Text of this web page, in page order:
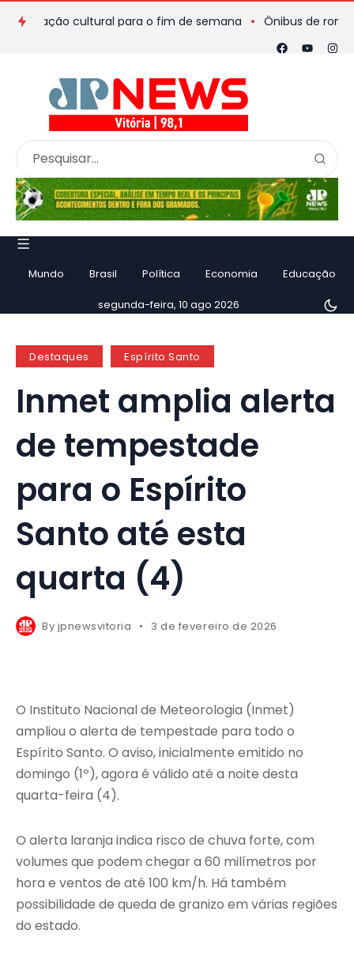
cultural para o fim de semana Ônibus de romeiros
Mundo Brasil Política Economia Educação
segunda-feira, 10 ago 2026
Destaques Espírito Santo
Inmet amplia alerta
de tempestade
para o Espírito
Santo até esta
quarta (4)
By jpnewsvitoria 3 de fevereiro de 2026
O Instituto Nacional de Meteorologia (Inmet)
ampliou o alerta de tempestade para todo o
Espírito Santo. O aviso, inicialmente emitido no
domingo (1º), agora é válido até a noite desta
quarta-feira (4).
O alerta laranja indica risco de chuva forte, com
volumes que podem chegar a 60 milímetros por
hora e ventos de até 100 km/h. Há também
possibilidade de queda de granizo em várias regiões
do estado.